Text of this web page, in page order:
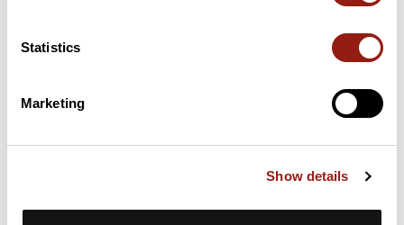
Statistics
Marketing
Show details
Découvrez ce parcours de vélo de 57,1 km à proximité de La
Mure. Il présente une ascension cumulée de plus de 890m.
parcours.
Dernière modification de la fiche parcours: 7 février 2024 à 08:02:16.